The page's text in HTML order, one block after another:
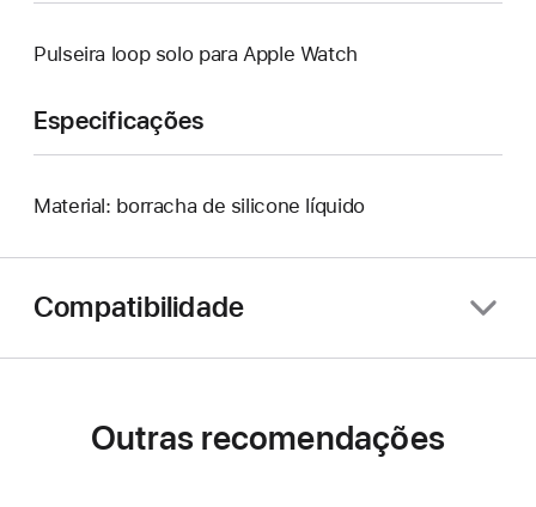
Pulseira loop solo para Apple Watch
Especificações
Material: borracha de silicone líquido
Compatibilidade
Outras recomendações